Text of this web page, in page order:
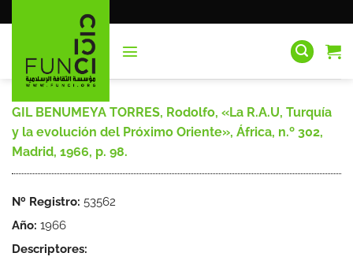
al
GIL BENUMEYA TORRES, Rodolfo, «La R.A.U, Turquía
y la evolución del Próximo Oriente», África, n.º 302,
Madrid, 1966, p. 98.
Nº Registro: 53562
Año: 1966
Descriptores: